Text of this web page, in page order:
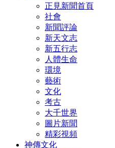
正見新聞首頁
社會
新聞評論
新天文志
新五行志
人體生命
環境
藝術
文化
考古
大千世界
圖片新聞
精彩視頻
神傳文化